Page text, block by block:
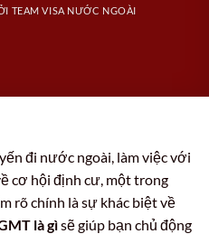
TEAM VISA NƯỚC NGOÀI
đi nước ngoài, làm việc với
cơ hội định cư, một trong
rõ chính là sự khác biệt về
là gìsẽ giúp bạn chủ động